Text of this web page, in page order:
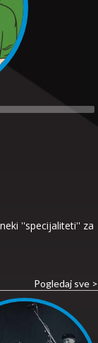
''specijaliteti'' za
Pogledaj sve >